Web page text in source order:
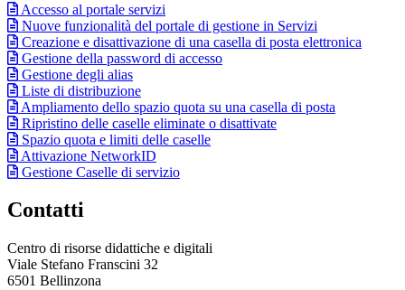
Accesso al portale servizi
Nuove funzionalità del portale di gestione in Servizi
Creazione e disattivazione di una casella di posta elettronica
Gestione della password di accesso
Gestione degli alias
Liste di distribuzione
Ampliamento dello spazio quota su una casella di posta
Ripristino delle caselle eliminate o disattivate
Spazio quota e limiti delle caselle
Attivazione NetworkID
Gestione Caselle di servizio
Contatti
Centro di risorse didattiche e digitali
Viale Stefano Franscini 32
6501 Bellinzona